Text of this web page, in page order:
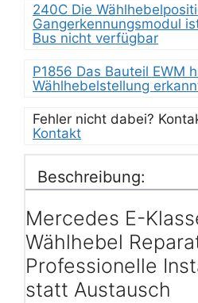
240C Die
Gangerkennungsmodul
Bus nicht verfügbar
P1856 Das Bauteil EWM
Wählhebelstellung
Fehler nicht dabei?
Kontakt
Beschreibung:
Mercedes E-
Wählhebel
Professionelle
statt Austausch